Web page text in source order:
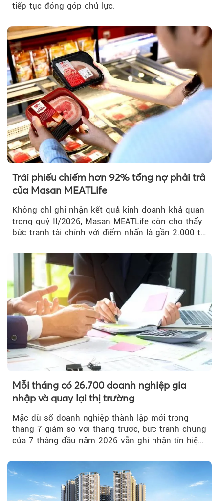
tiếp tục đóng góp chủ lực.
Trái phiếu chiếm hơn 92% tổng nợ phải trả
của Masan MEATLife
Không chỉ ghi nhận kết quả kinh doanh khả quan
trong quý II/2026, Masan MEATLife còn cho thấy
bức tranh tài chính với điểm nhấn là gần 2.000 tỷ
Mỗi tháng có 26.700 doanh nghiệp gia
nhập và quay lại thị trường
Mặc dù số doanh nghiệp thành lập mới trong
tháng 7 giảm so với tháng trước, bức tranh chung
của 7 tháng đầu năm 2026 vẫn ghi nhận tín hiệu